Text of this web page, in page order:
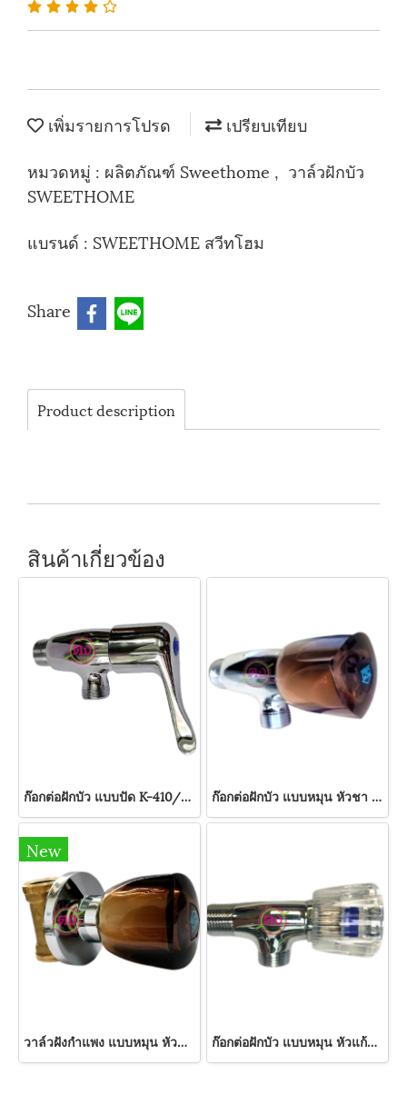
เพิ่มรายการโปรด
เปรียบเทียบ
หมวดหมู่ : ผลิตภัณฑ์ Sweethome , วาล์วฝักบัว
SWEETHOME
แบรนด์ : SWEETHOME สวีทโฮม
Share
Product description
สินค้าเกี่ยวข้อง
ก๊อกต่อฝักบัว แบบปัด K-410/2 SWEETHOME ก๊อกต่อฝักบัว แบบหมุน หัวชา K-610 SWEETHOME
New
วาล์วฝังกำแพง แบบหมุน หัวชา K-660 SWEETHOME ก๊อกต่อฝักบัว แบบหมุน หัวแก้ว K-881 SWEETHOME